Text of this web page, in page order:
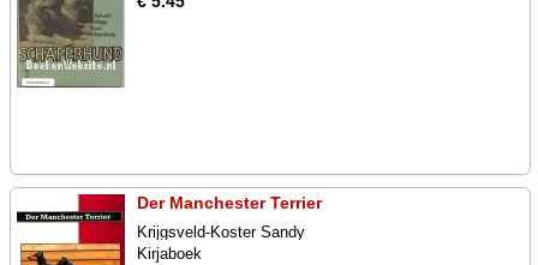
Der Manchester Terrier
Krijgsveld-Koster Sandy
Kirjaboek